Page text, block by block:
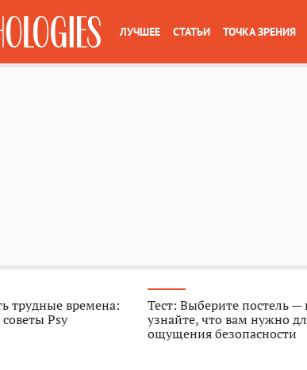
ЛУЧШЕЕ СТАТЬИ ТОЧКА ЗРЕНИЯ
трудные времена:
Psy
Тест: Выберите постель —
узнайте, что вам нужно
ощущения безопасности